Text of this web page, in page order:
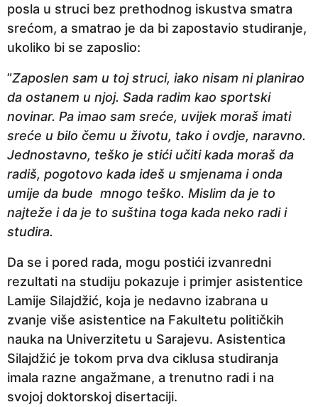
posla u struci bez prethodnog iskustva smatra
srećom, a smatrao je da bi zapostavio studiranje,
ukoliko bi se zaposlio:
”Zaposlen sam u toj struci, iako nisam ni planirao
da ostanem u njoj. Sada radim kao sportski
novinar. Pa imao sam sreće, uvijek moraš imati
sreće u bilo čemu u životu, tako i ovdje, naravno.
Jednostavno, teško je stići učiti kada moraš da
radiš, pogotovo kada ideš u smjenama i onda
umije da bude mnogo teško. Mislim da je to
najteže i da je to suština toga kada neko radi i
studira.
Da se i pored rada, mogu postići izvanredni
rezultati na studiju pokazuje i primjer asistentice
Lamije Silajdžić, koja je nedavno izabrana u
zvanje više asistentice na Fakultetu političkih
nauka na Univerzitetu u Sarajevu. Asistentica
Silajdžić je tokom prva dva ciklusa studiranja
imala razne angažmane, a trenutno radi i na
svojoj doktorskoj disertaciji.